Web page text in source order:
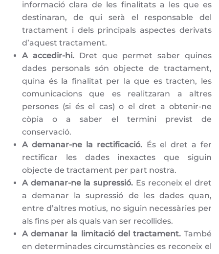
informació clara de les finalitats a les que es
destinaran, de qui serà el responsable del
tractament i dels principals aspectes derivats
d’aquest tractament.
A accedir-hi.Dret que permet saber quines
dades personals són objecte de tractament,
quina és la finalitat per la que es tracten, les
comunicacions que es realitzaran a altres
persones (si és el cas) o el dret a obtenir-ne
còpia o a saber el termini previst de
conservació.
A demanar-ne la rectificació. És el dret a fer
rectificar les dades inexactes que siguin
objecte de tractament per part nostra.
A demanar-ne la supressió. Es reconeix el dret
a demanar la supressió de les dades quan,
entre d’altres motius, no siguin necessàries per
als fins per als quals van ser recollides.
A demanar la limitació del tractament.També
en determinades circumstàncies es reconeix el